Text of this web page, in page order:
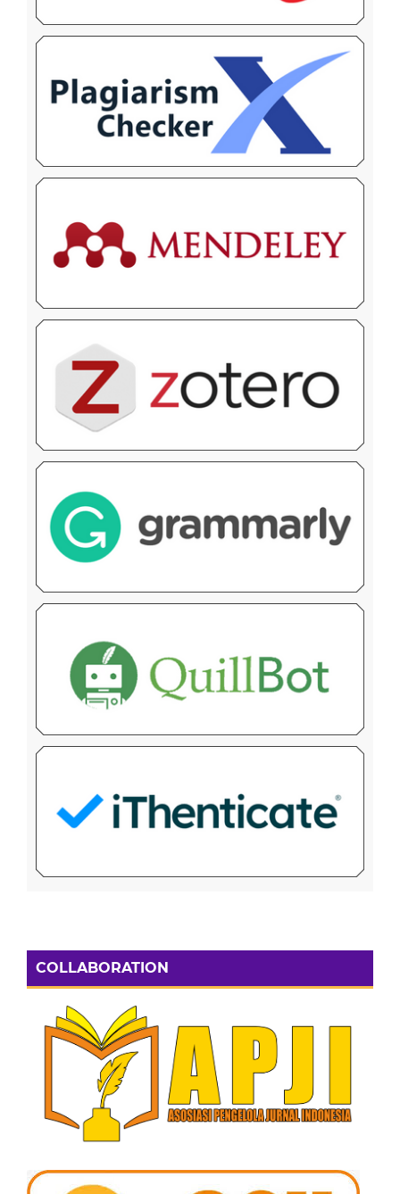
COLLABORATION